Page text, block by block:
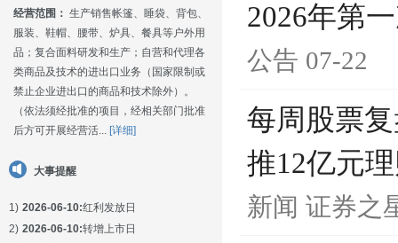
经营范围： 生产销售帐篷、睡袋、背包、
服装、鞋帽、腰带、炉具、餐具等户外用
品；复合面料研发和生产；自营和代理各
类商品及技术的进出口业务（国家限制或
禁止企业进出口的商品和技术除外）。
（依法须经批准的项目，经相关部门批准
后方可开展经营活... [详细]
大事提醒
1) 2026-06-10:红利发放日
2) 2026-06-10:转增上市日
2026年第
公告 07-22
每周股票
推12亿元
新闻 证券之